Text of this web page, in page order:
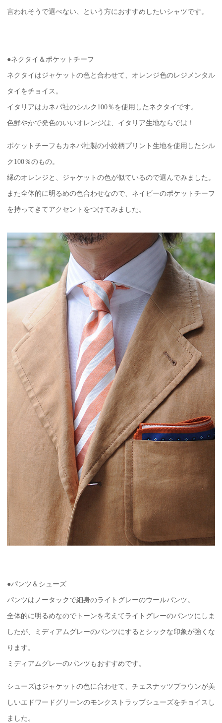
言われそうで選べない、という方におすすめしたいシャツです。
●ネクタイ＆ポケットチーフ
ネクタイはジャケットの色と合わせて、オレンジ色のレジメンタル
タイをチョイス。
イタリアはカネパ社のシルク100％を使用したネクタイです。
色鮮やかで発色のいいオレンジは、イタリア生地ならでは！
ポケットチーフもカネパ社製の小紋柄プリント生地を使用したシル
ク100％のもの。
縁のオレンジと、ジャケットの色が似ているので選んでみました。
また全体的に明るめの色合わせなので、ネイビーのポケットチーフ
を持ってきてアクセントをつけてみました。
●パンツ＆シューズ
パンツはノータックで細身のライトグレーのウールパンツ。
全体的に明るめなのでトーンを考えてライトグレーのパンツにしま
したが、ミディアムグレーのパンツにするとシックな印象が強くな
ります。
ミディアムグレーのパンツもおすすめです。
シューズはジャケットの色に合わせて、チェスナッツブラウンが美
しいエドワードグリーンのモンクストラップシューズをチョイスし
ました。